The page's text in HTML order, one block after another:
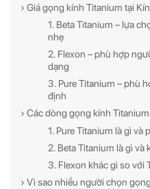
› Giá gọng kính Titanium tại
1. Beta Titanium – lựa
nhẹ
2. Flexon – phù hợp
dạng
3. Pure Titanium – phù
định
› Các dòng gọng kính
1. Pure Titanium là gì và
2. Beta Titanium là gì và
3. Flexon khác gì so với
› Vì sao nhiều người chọn